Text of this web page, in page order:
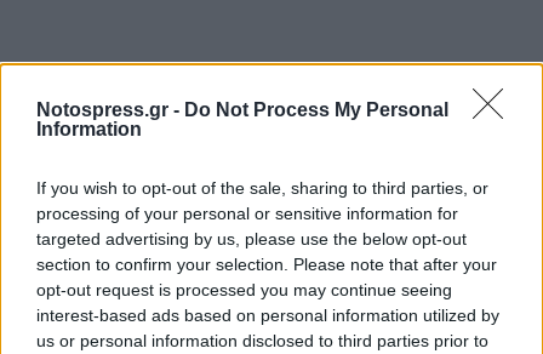
Notospress.gr - Do Not Process My Personal
Information
If you wish to opt-out of the sale, sharing to third parties, or
processing of your personal or sensitive information for
targeted advertising by us, please use the below opt-out
section to confirm your selection. Please note that after your
opt-out request is processed you may continue seeing
interest-based ads based on personal information utilized by
us or personal information disclosed to third parties prior to
Σχετικά Άρθρα